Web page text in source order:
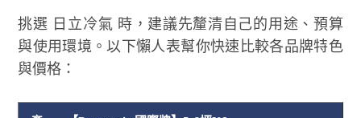
挑選 日立冷氣 時，建議先釐清自己的用途、預算
與使用環境。以下懶人表幫你快速比較各品牌特色
與價格：